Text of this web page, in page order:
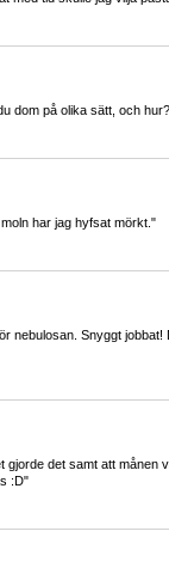
dom på olika sätt, och
har jag hyfsat mörkt."
nebulosan. Snyggt jobbat!
gjorde det samt att månen
:D"